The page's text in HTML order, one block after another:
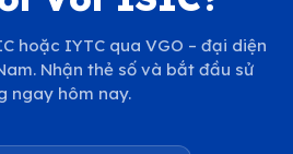
hoặc IYTC qua VGO – đại diện
Nhận thẻ số và bắt đầu sử
ngay hôm nay.